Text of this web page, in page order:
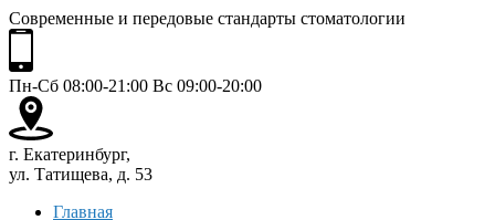
Современные и передовые стандарты стоматологии
Пн-Сб 08:00-21:00 Вс 09:00-20:00
г. Екатеринбург,
ул. Татищева, д. 53
Главная